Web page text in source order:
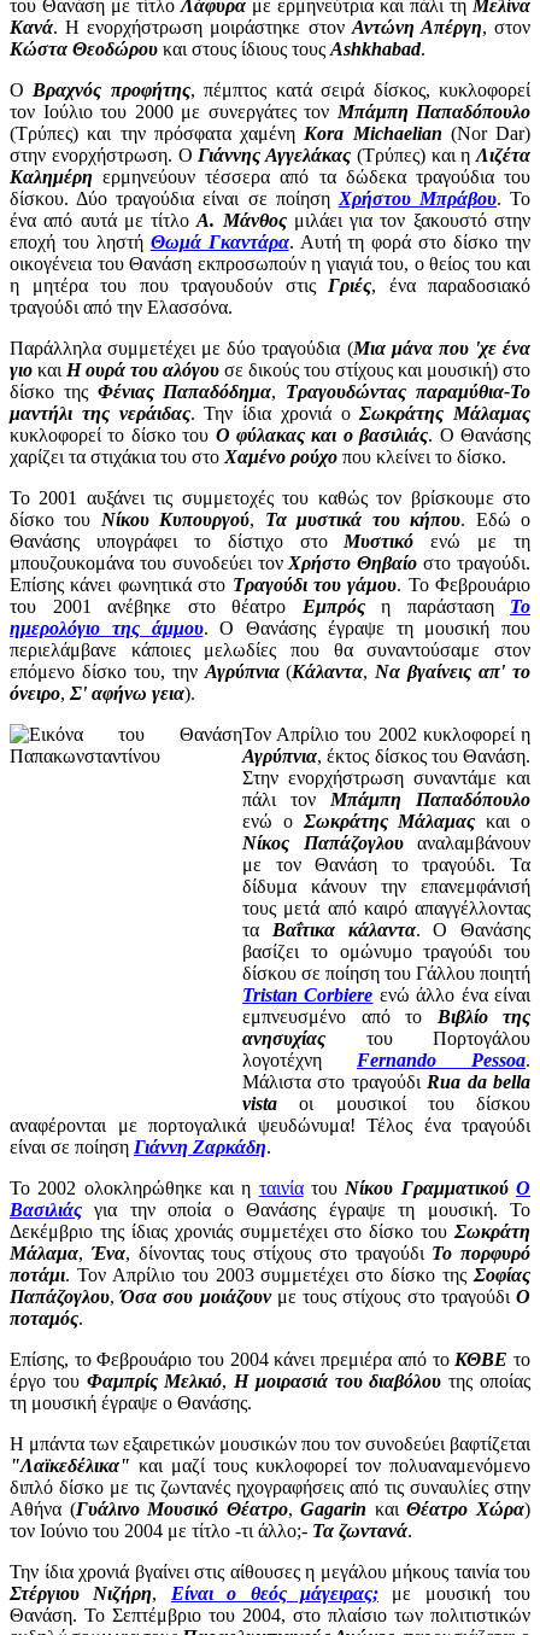
του Θανάση με τίτλο Λάφυρα με ερμηνεύτρια και πάλι τη Μελίνα
Κανά. Η ενορχήστρωση μοιράστηκε στον Αντώνη Απέργη, στον
Κώστα Θεοδώρου και στους ίδιους τους Ashkhabad.
Ο Βραχνός προφήτης, πέμπτος κατά σειρά δίσκος, κυκλοφορεί
τον Ιούλιο του 2000 με συνεργάτες τον Μπάμπη Παπαδόπουλο
(Τρύπες) και την πρόσφατα χαμένη Kora Michaelian (Nor Dar)
στην ενορχήστρωση. Ο Γιάννης Αγγελάκας (Τρύπες) και η Λιζέτα
Καλημέρη ερμηνεύουν τέσσερα από τα δώδεκα τραγούδια του
δίσκου. Δύο τραγούδια είναι σε ποίηση Χρήστου Μπράβου. Το
ένα από αυτά με τίτλοΑ. Μάνθοςμιλάει για τον ξακουστό στην
εποχή του ληστή Θωμά Γκαντάρα. Αυτή τη φορά στο δίσκο την
οικογένεια του Θανάση εκπροσωπούν η γιαγιά του, ο θείος του και
η μητέρα του που τραγουδούν στις Γριές, ένα παραδοσιακό
τραγούδι από την Ελασσόνα.
Παράλληλα συμμετέχει με δύο τραγούδια (Μια μάνα που 'χε ένα
γιο και Η ουρά του αλόγου σε δικούς του στίχους και μουσική) στο
δίσκο της Φένιας Παπαδόδημα, Τραγουδώντας παραμύθια-Το
μαντήλι της νεράιδας. Την ίδια χρονιά οΣωκράτης Μάλαμας
κυκλοφορεί το δίσκο του Ο φύλακας και ο βασιλιάς. Ο Θανάσης
χαρίζει τα στιχάκια του στο Χαμένο ρούχο που κλείνει το δίσκο.
Το 2001 αυξάνει τις συμμετοχές του καθώς τον βρίσκουμε στο
δίσκο του Νίκου Κυπουργού, Τα μυστικά του κήπου. Εδώ ο
Θανάσης υπογράφει το δίστιχο στο Μυστικό ενώ με τη
μπουζουκομάνα του συνοδεύει τον Χρήστο Θηβαίο στο τραγούδι.
Επίσης κάνει φωνητικά στο Τραγούδι του γάμου. Το Φεβρουάριο
του 2001 ανέβηκε στο θέατρο Εμπρόςη παράσταση Το
ημερολόγιο της άμμου. Ο Θανάσης έγραψε τη μουσική που
περιελάμβανε κάποιες μελωδίες που θα συναντούσαμε στον
επόμενο δίσκο του, την Αγρύπνια(Κάλαντα, Να βγαίνεις απ' το
όνειρο, Σ' αφήνω γεια).
Τον Απρίλιο του 2002 κυκλοφορεί η
Αγρύπνια, έκτος δίσκος του Θανάση.
Στην ενορχήστρωση συναντάμε και
πάλι τον Μπάμπη Παπαδόπουλο
ενώ ο Σωκράτης Μάλαμας και ο
Νίκος Παπάζογλουαναλαμβάνουν
με τον Θανάση το τραγούδι. Τα
δίδυμα κάνουν την επανεμφάνισή
τους μετά από καιρό απαγγέλλοντας
τα Βαΐτικα κάλαντα. Ο Θανάσης
βασίζει το ομώνυμο τραγούδι του
δίσκου σε ποίηση του Γάλλου ποιητή
Tristan Corbiere ενώ άλλο ένα είναι
εμπνευσμένο από το Βιβλίο της
ανησυχίας του Πορτογάλου
λογοτέχνη Fernando Pessoa.
Μάλιστα στο τραγούδι Rua da bella
vista οι μουσικοί του δίσκου
αναφέρονται με πορτογαλικά ψευδώνυμα! Τέλος ένα τραγούδι
είναι σε ποίηση Γιάννη Ζαρκάδη.
Το 2002 ολοκληρώθηκε και η ταινίατου Νίκου Γραμματικού Ο
Βασιλιάς για την οποία ο Θανάσης έγραψε τη μουσική. Το
Δεκέμβριο της ίδιας χρονιάς συμμετέχει στο δίσκο του Σωκράτη
Μάλαμα, Ένα, δίνοντας τους στίχους στο τραγούδι Το πορφυρό
ποτάμι. Τον Απρίλιο του 2003 συμμετέχει στο δίσκο της Σοφίας
Παπάζογλου,Όσα σου μοιάζουνμε τους στίχους στο τραγούδιΟ
ποταμός.
Επίσης, το Φεβρουάριο του 2004 κάνει πρεμιέρα από το ΚΘΒΕ το
έργο του Φαμπρίς Μελκιό, Η μοιρασιά του διαβόλου της οποίας
τη μουσική έγραψε ο Θανάσης.
Η μπάντα των εξαιρετικών μουσικών που τον συνοδεύει βαφτίζεται
"Λαϊκεδέλικα" και μαζί τους κυκλοφορεί τον πολυαναμενόμενο
διπλό δίσκο με τις ζωντανές ηχογραφήσεις από τις συναυλίες στην
Αθήνα (Γυάλινο Μουσικό Θέατρο,Gagarin καιΘέατρο Χώρα)
τον Ιούνιο του 2004 με τίτλο -τι άλλο;- Τα ζωντανά.
Την ίδια χρονιά βγαίνει στις αίθουσες η μεγάλου μήκους ταινία του
Στέργιου Νιζήρη, Είναι ο θεός μάγειρας;με μουσική του
Θανάση. Το Σεπτέμβριο του 2004, στο πλαίσιο των πολιτιστικών